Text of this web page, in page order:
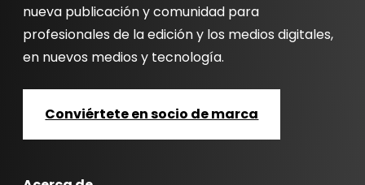
nueva publicación y comunidad para
profesionales de la edición y los medios digitales,
en nuevos medios y tecnología.
Conviértete en socio de marca